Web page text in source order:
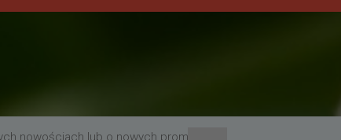
nowościach lub o nowych promocjach,